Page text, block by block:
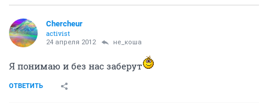
Сhercheur
activist
24 апреля 2012 не_коша
Я понимаю и без нас заберут
ОТВЕТИТЬ